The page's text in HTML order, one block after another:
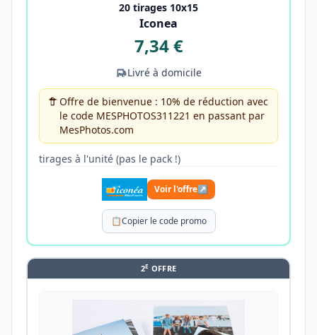
20 tirages 10x15
Iconea
7,34 €
Livré à domicile
Offre de bienvenue : 10% de réduction avec
le code MESPHOTOS311221 en passant par
MesPhotos.com
tirages à l'unité (pas le pack !)
Voir l'offre↗
📋Copier le code promo
2E OFFRE